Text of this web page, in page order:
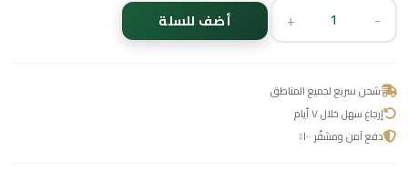
-
+ أضف للسلة
شحن سريع لجميع المناطق
إرجاع سهل خلال ٧ أيام
دفع آمن ومشفّر ١٠٠٪